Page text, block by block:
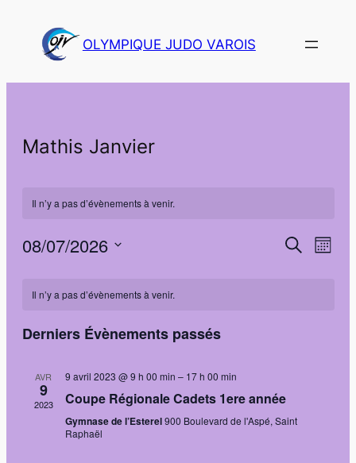
OLYMPIQUE JUDO VAROIS
Mathis Janvier
Il n’y a pas d’évènements à venir.
Recherche
Mois
08/07/2026
une
Calendrier
Évènements
Il n’y a pas d’évènements à venir.
Derniers Évènements passés
AVR
9
2023
9 avril 2023 @ 9 h 00 min – 17 h 00 min
Coupe Régionale Cadets 1ere année
Gymnase de l’Esterel900 Boulevard de l'Aspé, Saint
Raphaël